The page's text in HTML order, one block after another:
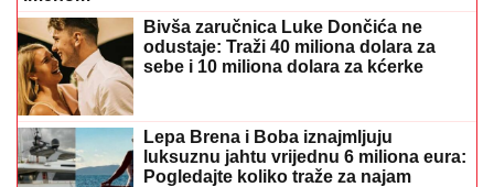
Bivša zaručnica Luke Dončića ne
odustaje: Traži 40 miliona dolara za
sebe i 10 miliona dolara za kćerke
Lepa Brena i Boba iznajmljuju
luksuznu jahtu vrijednu 6 miliona eura:
Pogledajte koliko traže za najam